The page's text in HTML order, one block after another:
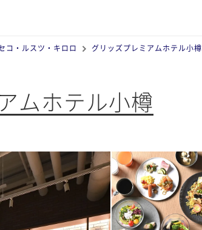
コ・ルスツ・キロロ グリッズプレミアムホテル小樽
ムホテル小樽